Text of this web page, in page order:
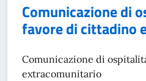
Comunicazione di
favore di cittadino
Comunicazione di
extracomunitario